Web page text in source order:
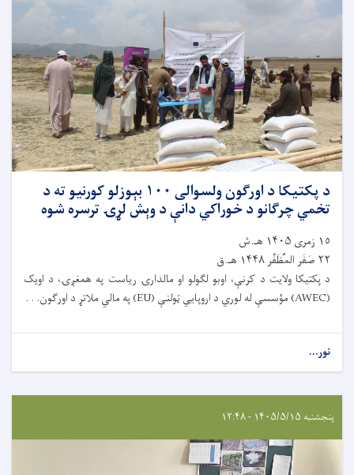
د پکتیکا د اورګون ولسوالی ۱۰۰ بېوزلو کورنیو ته د
تخمي چرګانو د خوراکي دانې د وېش لړۍ ترسره شوه
١٥ زمری ۱۴۰۵ هـ.ش
٢٢ صَفَر المُظَفَّر ۱۴۴۸ هـ.ق
د پکتیکا ولایت د کرنې، اوبو لګولو او مالدارۍ ریاست په همغږۍ، د اویک
(AWEC) مؤسسې له لوري د اروپایي ټولنې (EU) په مالي ملاتړ د اورګون. . .
نور...
پنجشنبه ۱۴۰۵/۵/۱۵ - ۱۲:۴۸